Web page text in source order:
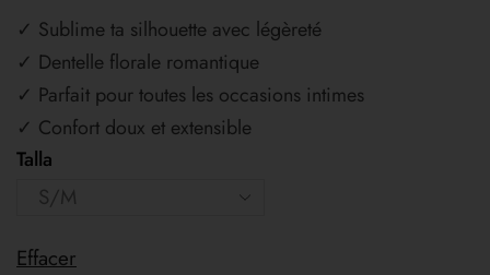
✓ Sublime ta silhouette avec légèreté
✓ Dentelle florale romantique
✓ Parfait pour toutes les occasions intimes
✓ Confort doux et extensible
Talla
Effacer